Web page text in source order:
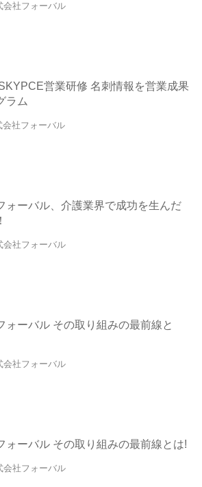
会社フォーバル
営業研修 名刺情報を営業成果
ラム
会社フォーバル
ォーバル、介護業界で成功を生んだ
会社フォーバル
ォーバル その取り組みの最前線と
会社フォーバル
ォーバル その取り組みの最前線とは!
会社フォーバル